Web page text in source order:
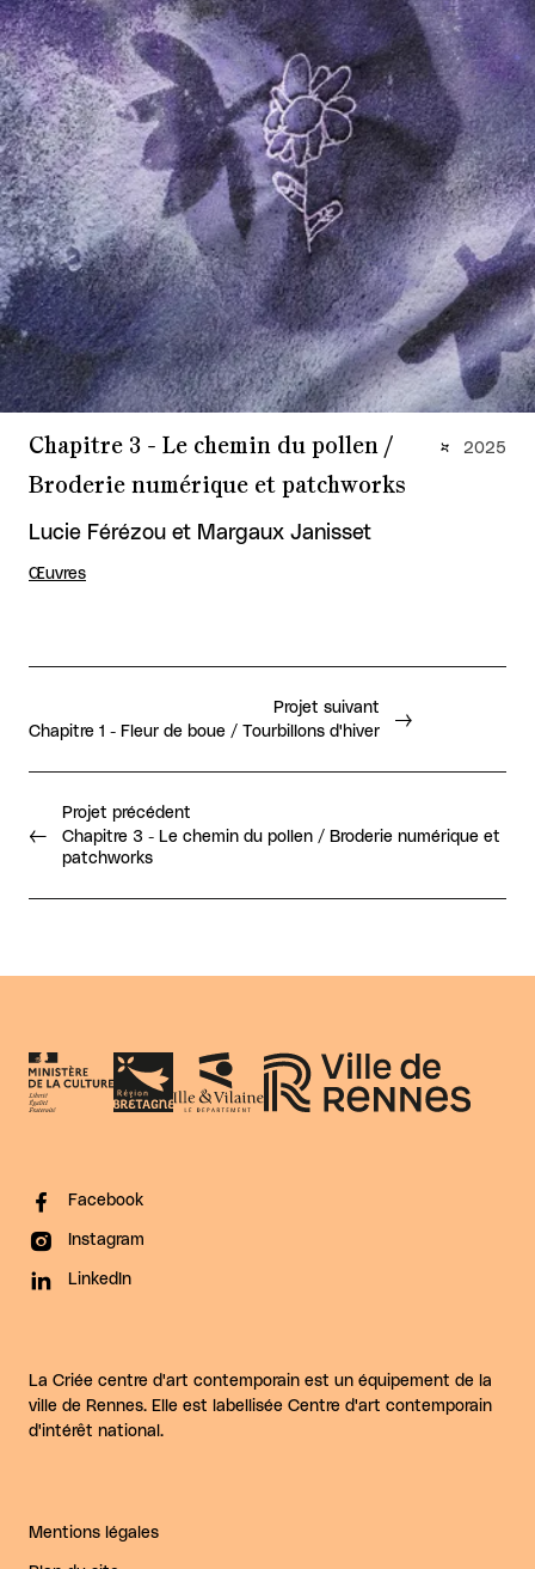
Chapitre 3 - Le chemin du pollen /
Broderie numérique et patchworks
Lucie Férézou et Margaux Janisset
Œuvres
2025
Projet précédent
Chapitre 3 - Le chemin du pollen / Broderie numérique et
patchworks
Projet suivant
Chapitre 1 - Fleur de boue / Tourbillons d'hiver
Facebook
Instagram
LinkedIn
La Criée centre d'art contemporain est un équipement de la
ville de Rennes. Elle est labellisée Centre d'art contemporain
d'intérêt national.
Mentions légales